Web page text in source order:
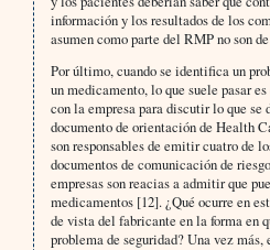
información y los resultados de los
asumen como parte del RMP no son
Por último, cuando se identifica un
un medicamento, lo que suele pasar
con la empresa para discutir lo que se
documento de orientación de Health
son responsables de emitir cuatro de
documentos de comunicación de
empresas son reacias a admitir que
medicamentos [12]. ¿Qué ocurre en
de vista del fabricante en la forma en
problema de seguridad? Una vez